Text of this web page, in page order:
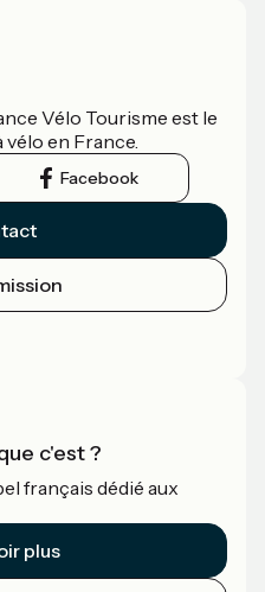
Vélo Tourisme est le
vélo en France.
Facebook
c'est ?
français dédié aux
plus